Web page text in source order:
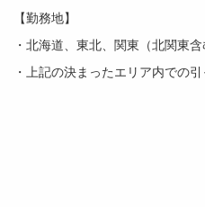
【勤務地】
・北海道、東北、関東（北関東
・上記の決まったエリア内での